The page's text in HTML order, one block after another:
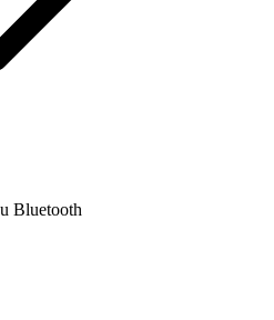
Bluetooth